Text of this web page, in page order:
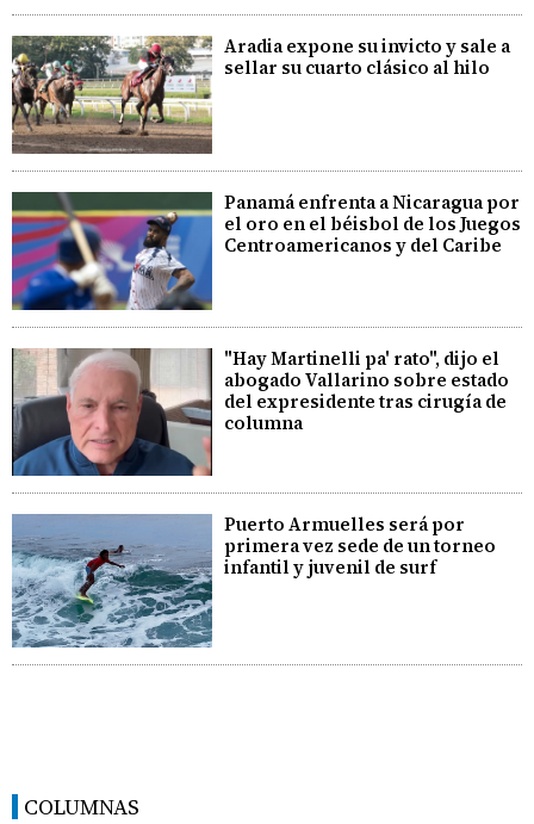
Aradia expone su invicto y sale a
sellar su cuarto clásico al hilo
Panamá enfrenta a Nicaragua por
el oro en el béisbol de los Juegos
Centroamericanos y del Caribe
"Hay Martinelli pa' rato", dijo el
abogado Vallarino sobre estado
del expresidente tras cirugía de
columna
Puerto Armuelles será por
primera vez sede de un torneo
infantil y juvenil de surf
COLUMNAS